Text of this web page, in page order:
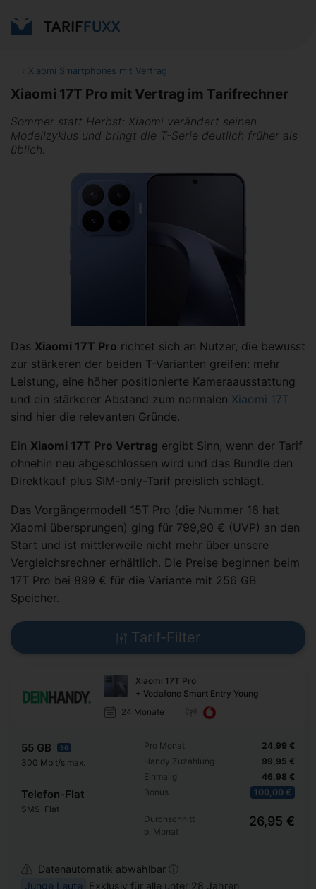
‹ Xiaomi Smartphones mit Vertrag
Xiaomi 17T Pro mit Vertrag im Tarifrechner
Sommer statt Herbst: Xiaomi verändert seinen
Modellzyklus und bringt die T-Serie deutlich früher als
üblich.
Das Xiaomi 17T Pro richtet sich an Nutzer, die bewusst
zur stärkeren der beiden T-Varianten greifen: mehr
Leistung, eine höher positionierte Kameraausstattung
und ein stärkerer Abstand zum normalen Xiaomi 17T
sind hier die relevanten Gründe.
Ein Xiaomi 17T Pro Vertrag ergibt Sinn, wenn der Tarif
ohnehin neu abgeschlossen wird und das Bundle den
Direktkauf plus SIM-only-Tarif preislich schlägt.
Das Vorgängermodell 15T Pro (die Nummer 16 hat
Xiaomi übersprungen) ging für 799,90 € (UVP) an den
Start und ist mittlerweile nicht mehr über unsere
Vergleichsrechner erhältlich. Die Preise beginnen beim
17T Pro bei 899 € für die Variante mit 256 GB
Speicher.
Tarif-Filter
Xiaomi 17T Pro
+ Vodafone Smart Entry Young
24 Monate
55 GB 5G
300 Mbit/s max.
Telefon-Flat
SMS-Flat
Pro Monat
Handy Zuzahlung
Einmalig
Bonus
24,99 €
99,95 €
46,98 €
100,00 €
Durchschnitt
p. Monat
26,95 €
Datenautomatik abwählbar ⓘ
Junge Leute
Exklusiv für alle unter 28 Jahren